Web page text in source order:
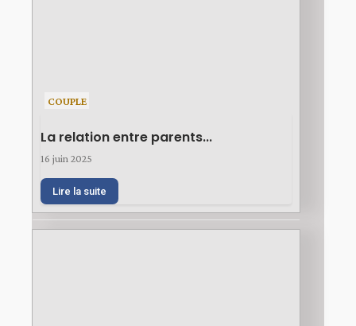
COUPLE
La relation entre parents...
16 juin 2025
Lire la suite